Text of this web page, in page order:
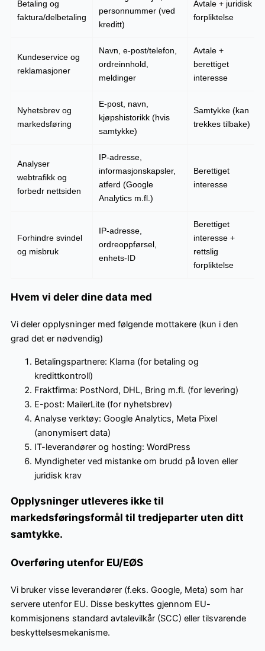
Betaling og
faktura/delbetaling
personnummer (ved
kreditt)
Avtale + juridisk
forpliktelse
Kundeservice og
reklamasjoner
Navn, e-post/telefon,
ordreinnhold,
meldinger
Avtale +
berettiget
interesse
Nyhetsbrev og
markedsføring
E-post, navn,
kjøpshistorikk (hvis
samtykke)
Samtykke (kan
trekkes tilbake)
Analyser
webtrafikk og
forbedr nettsiden
IP-adresse,
informasjonskapsler,
atferd (Google
Analytics m.fl.)
Berettiget
interesse
Forhindre svindel
og misbruk
IP-adresse,
ordreoppførsel,
enhets-ID
Berettiget
interesse +
rettslig
forpliktelse
Hvem vi deler dine data med
Vi deler opplysninger med følgende mottakere (kun i den
grad det er nødvendig)
Betalingspartnere: Klarna (for betaling og
kredittkontroll)
Fraktfirma: PostNord, DHL, Bring m.fl. (for levering)
E-post: MailerLite (for nyhetsbrev)
Analyse verktøy: Google Analytics, Meta Pixel
(anonymisert data)
IT-leverandører og hosting: WordPress
Myndigheter ved mistanke om brudd på loven eller
juridisk krav
Opplysninger utleveres ikke til
markedsføringsformål til tredjeparter uten ditt
samtykke.
Overføring utenfor EU/EØS
Vi bruker visse leverandører (f.eks. Google, Meta) som har
servere utenfor EU. Disse beskyttes gjennom EU-
kommisjonens standard avtalevilkår (SCC) eller tilsvarende
beskyttelsesmekanisme.